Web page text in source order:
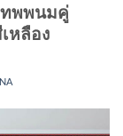
ทพพนมคู่
หลือง